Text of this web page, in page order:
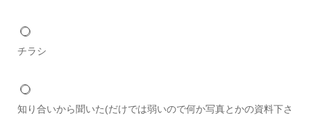
チラシ
知り合いから聞いた(だけでは弱いので何か写真とかの資料下さ